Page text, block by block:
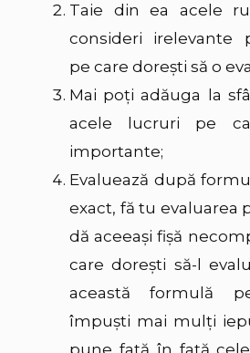
Taie din ea acele
consideri irelevante
pe care dorești să o
Mai poți adăuga la
acele lucruri pe
importante;
Evaluează după
exact, fă tu evaluarea
dă aceeași fișă
care dorești să-l
această formulă
împuști mai mulți